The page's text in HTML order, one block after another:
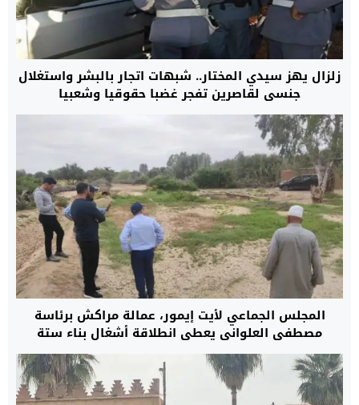
زلزال يهز سيدي المختار.. شبهات اتجار بالبشر واستغلال
جنسي لقاصرين تفجر غضبا حقوقيا وشعبيا
المجلس الجماعي لأيت إيمور، عمالة مراكش برئاسة
مصطفى العلواني يعطي انطلاقة أشغال بناء ستة
أقسام للتعليم الأولي